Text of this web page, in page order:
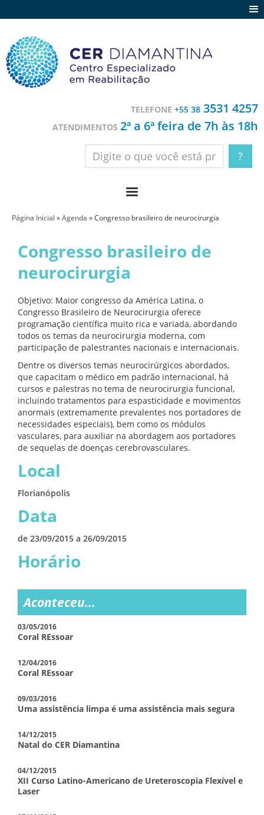
Contato
TELEFONE +55 38 3531 4257
ATENDIMENTOS 2ª a 6ª feira de 7h às 18h
Página Inicial »Agenda »Congresso brasileiro de neurocirurgia
Congresso brasileiro de
neurocirurgia
Objetivo: Maior congresso da América Latina, o
Congresso Brasileiro de Neurocirurgia oferece
programação científica muito rica e variada, abordando
todos os temas da neurocirurgia moderna, com
participação de palestrantes nacionais e internacionais.
Dentre os diversos temas neurocirúrgicos abordados,
que capacitam o médico em padrão internacional, há
cursos e palestras no tema de neurocirurgia funcional,
incluindo tratamentos para espasticidade e movimentos
anormais (extremamente prevalentes nos portadores de
necessidades especiais), bem como os módulos
vasculares, para auxiliar na abordagem aos portadores
de sequelas de doenças cerebrovasculares.
Local
Florianópolis
Data
de 23/09/2015 a 26/09/2015
Horário
Aconteceu...
03/05/2016
Coral REssoar
12/04/2016
Coral REssoar
09/03/2016
Uma assistência limpa é uma assistência mais segura
14/12/2015
Natal do CER Diamantina
04/12/2015
XII Curso Latino-Americano de Ureteroscopia Flexível e
Laser